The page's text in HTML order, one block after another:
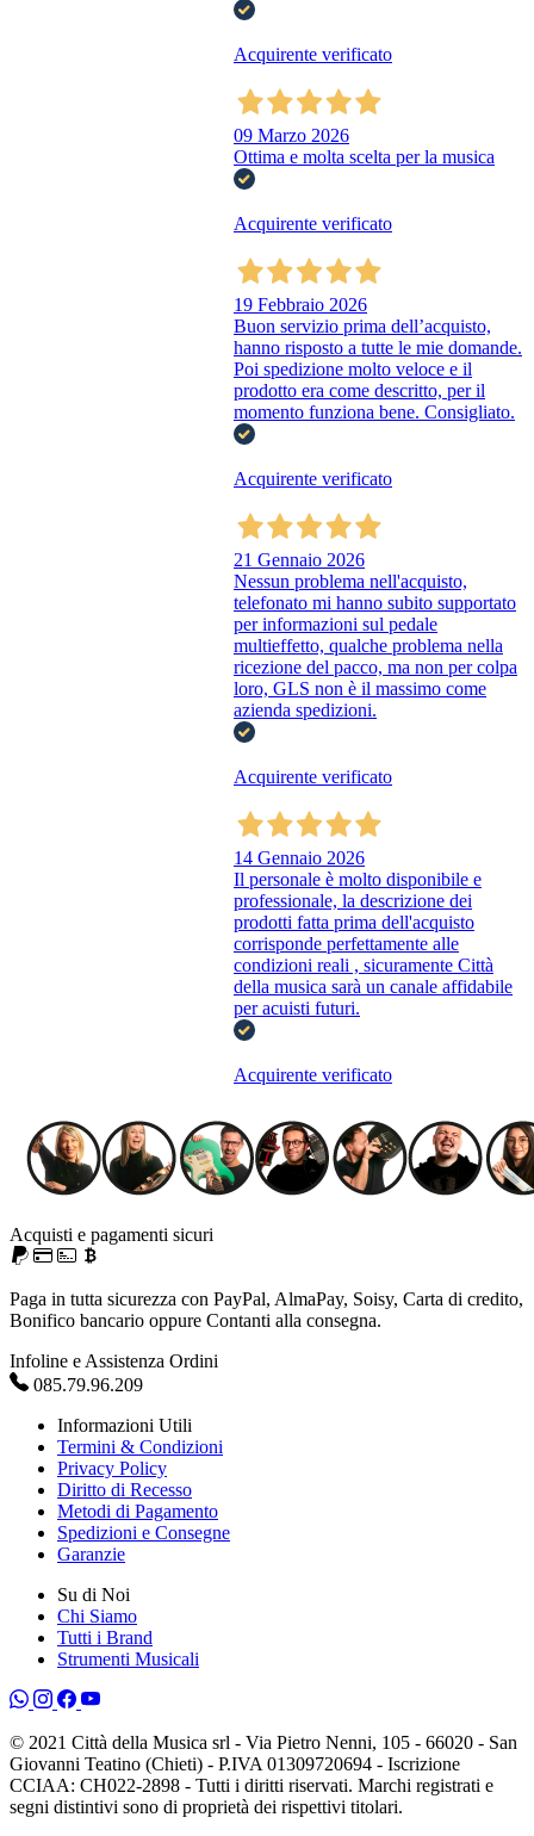
Acquirente verificato
09 Marzo 2026
Ottima e molta scelta per la musica
Acquirente verificato
19 Febbraio 2026
Buon servizio prima dell’acquisto,
hanno risposto a tutte le mie domande.
Poi spedizione molto veloce e il
prodotto era come descritto, per il
momento funziona bene. Consigliato.
Acquirente verificato
21 Gennaio 2026
Nessun problema nell'acquisto,
telefonato mi hanno subito supportato
per informazioni sul pedale
multieffetto, qualche problema nella
ricezione del pacco, ma non per colpa
loro, GLS non è il massimo come
azienda spedizioni.
Acquirente verificato
14 Gennaio 2026
Il personale è molto disponibile e
professionale, la descrizione dei
prodotti fatta prima dell'acquisto
corrisponde perfettamente alle
condizioni reali , sicuramente Città
della musica sarà un canale affidabile
per acuisti futuri.
Acquirente verificato
Acquisti e pagamenti sicuri
Paga in tutta sicurezza con PayPal, AlmaPay, Soisy, Carta di credito,
Bonifico bancario oppure Contanti alla consegna.
Infoline e Assistenza Ordini
085.79.96.209
Informazioni Utili
Termini & Condizioni
Privacy Policy
Diritto di Recesso
Metodi di Pagamento
Spedizioni e Consegne
Garanzie
Su di Noi
Chi Siamo
Tutti i Brand
Strumenti Musicali
© 2021 Città della Musica srl - Via Pietro Nenni, 105 - 66020 - San
Giovanni Teatino (Chieti) - P.IVA 01309720694 - Iscrizione
CCIAA: CH022-2898 - Tutti i diritti riservati. Marchi registrati e
segni distintivi sono di proprietà dei rispettivi titolari.